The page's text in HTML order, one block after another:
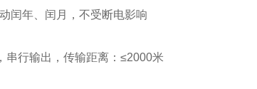
闰年、闰月，不受断电影响
串行输出，传输距离： ≤2000米